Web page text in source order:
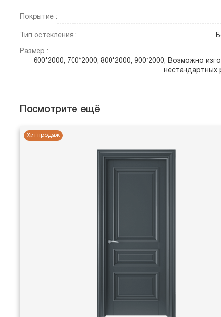
Покрытие :
Тип остекления :
Размер :
600*2000, 700*2000, 800*2000, 900*2000, Возможно
нестандартных
Посмотрите ещё
Хит продаж